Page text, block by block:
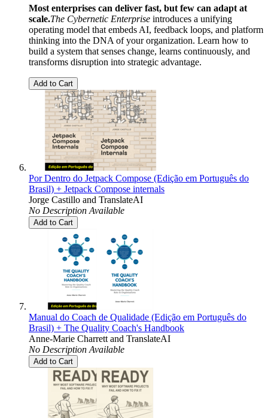
Most enterprises can deliver fast, but few can adapt at
scale.The Cybernetic Enterprise introduces a unifying
operating model that embeds AI, feedback loops, and platform
thinking into the DNA of your organization. Learn how to
build a system that senses change, learns continuously, and
transforms disruption into strategic advantage.
Add to Cart
Por Dentro do Jetpack Compose (Edição em Português do
Brasil) + Jetpack Compose internals
Jorge Castillo and TranslateAI
No Description Available
Add to Cart
Manual do Coach de Qualidade (Edição em Português do
Brasil) + The Quality Coach's Handbook
Anne-Marie Charrett and TranslateAI
No Description Available
Add to Cart